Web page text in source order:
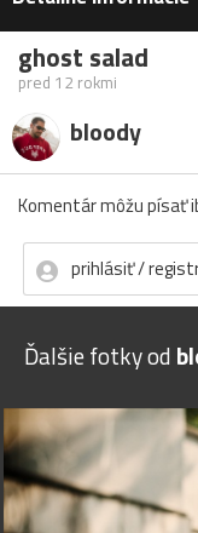
ghost salad
pred 12 rokmi
bloody
Komentár môžu písať
prihlásiť /
Ďalšie fotky od